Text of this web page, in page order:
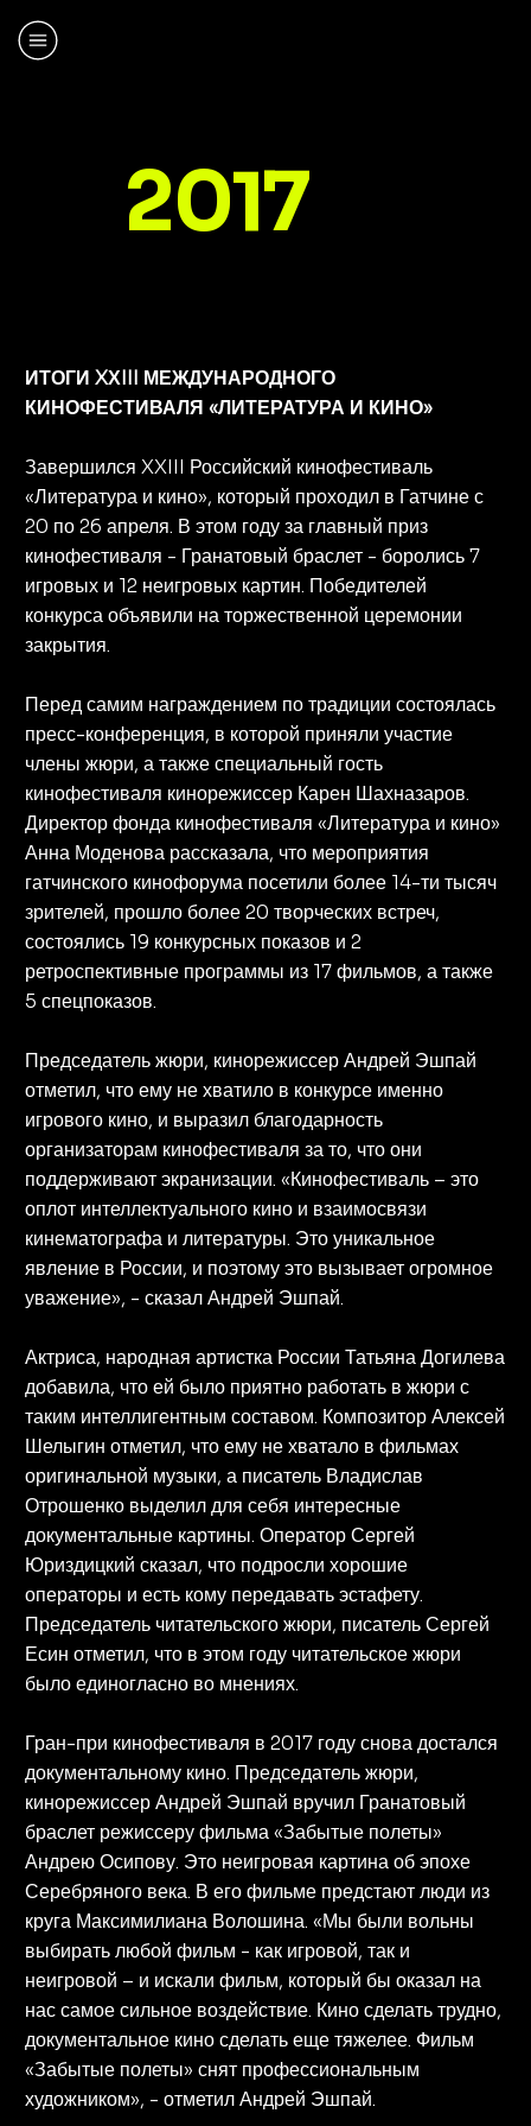
2017
ИТОГИ XХIII МЕЖДУНАРОДНОГО
КИНОФЕСТИВАЛЯ «ЛИТЕРАТУРА И КИНО»
Завершился XXIII Российский кинофестиваль
«Литература и кино», который проходил в Гатчине с
20 по 26 апреля. В этом году за главный приз
кинофестиваля - Гранатовый браслет - боролись 7
игровых и 12 неигровых картин. Победителей
конкурса объявили на торжественной церемонии
закрытия.
Перед самим награждением по традиции состоялась
пресс-конференция, в которой приняли участие
члены жюри, а также специальный гость
кинофестиваля кинорежиссер Карен Шахназаров.
Директор фонда кинофестиваля «Литература и кино»
Анна Моденова рассказала, что мероприятия
гатчинского кинофорума посетили более 14-ти тысяч
зрителей, прошло более 20 творческих встреч,
состоялись 19 конкурсных показов и 2
ретроспективные программы из 17 фильмов, а также
5 спецпоказов.
Председатель жюри, кинорежиссер Андрей Эшпай
отметил, что ему не хватило в конкурсе именно
игрового кино, и выразил благодарность
организаторам кинофестиваля за то, что они
поддерживают экранизации. «Кинофестиваль – это
оплот интеллектуального кино и взаимосвязи
кинематографа и литературы. Это уникальное
явление в России, и поэтому это вызывает огромное
уважение», - сказал Андрей Эшпай.
Актриса, народная артистка России Татьяна Догилева
добавила, что ей было приятно работать в жюри с
таким интеллигентным составом. Композитор Алексей
Шелыгин отметил, что ему не хватало в фильмах
оригинальной музыки, а писатель Владислав
Отрошенко выделил для себя интересные
документальные картины. Оператор Сергей
Юриздицкий сказал, что подросли хорошие
операторы и есть кому передавать эстафету.
Председатель читательского жюри, писатель Сергей
Есин отметил, что в этом году читательское жюри
было единогласно во мнениях.
Гран-при кинофестиваля в 2017 году снова достался
документальному кино. Председатель жюри,
кинорежиссер Андрей Эшпай вручил Гранатовый
браслет режиссеру фильма «Забытые полеты»
Андрею Осипову. Это неигровая картина об эпохе
Серебряного века. В его фильме предстают люди из
круга Максимилиана Волошина. «Мы были вольны
выбирать любой фильм - как игровой, так и
неигровой – и искали фильм, который бы оказал на
нас самое сильное воздействие. Кино сделать трудно,
документальное кино сделать еще тяжелее. Фильм
«Забытые полеты» снят профессиональным
художником», - отметил Андрей Эшпай.